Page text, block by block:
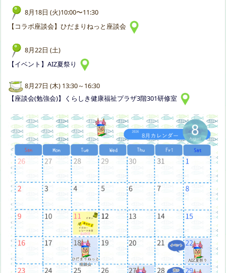
8月18日 (火)10:00〜11:30
【コラボ座談会】ひだまりねっと座談会
8月22日 (土)
【イベント】AIZ夏祭り
8月27日 (木) 13:30～16:30
【座談会(勉強会)】くらしき健康福祉プラザ3階301研修室